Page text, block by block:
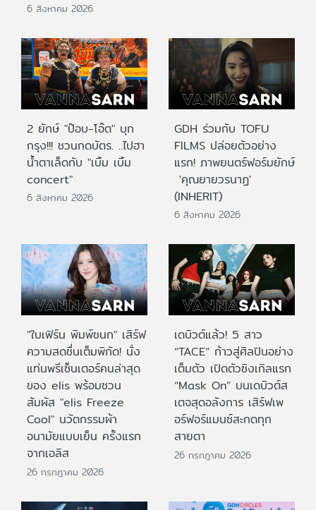
6 สิงหาคม 2026
2 ยักษ์ "ป๊อบ-โอ๊ต" บุก
กรุง!!! ชวนกดบัตร. ..ไปฮา
น้ำตาเล็ดกับ "เบิ้ม เบิ้ม
concert"
6 สิงหาคม 2026
GDH ร่วมกับ TOFU
FILMS ปล่อยตัวอย่าง
แรก! ภาพยนตร์ฟอร์มยักษ์
'คุณยายวรนาฏ'
(INHERIT)
6 สิงหาคม 2026
"ใบเฟิร์น พิมพ์ชนก" เสิร์ฟ
ความสดชื่นเต็มพิกัด! นั่ง
แท่นพรีเซ็นเตอร์คนล่าสุด
ของ elis พร้อมชวน
สัมผัส "elis Freeze
Cool" นวัตกรรมผ้า
อนามัยแบบเย็น ครั้งแรก
จากเอลิส
26 กรกฎาคม 2026
เดบิวต์แล้ว! 5 สาว
“TACE” ก้าวสู่ศิลปินอย่าง
เต็มตัว เปิดตัวซิงเกิลแรก
“Mask On” บนเดบิวต์ส
เตจสุดอลังการ เสิร์ฟเพ
อร์ฟอร์แมนซ์สะกดทุก
สายตา
26 กรกฎาคม 2026